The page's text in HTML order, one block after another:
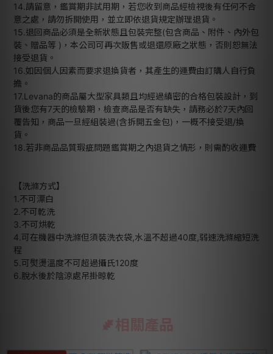
14.請留意，鑑賞期非試用期，若您收到商品經檢視後有任何不合
意之處，請勿拆開使用，並立即依退貨規定辦理退貨。
15.退回商品必須是全新狀態且包裝完整(包含商品、附件、內外包
裝、贈品等 )，本公司可再次販售或退還原廠之狀態，否則恕無法
接受退貨。
16.如因個人因素而要求退換貨者，其產生的運費由訂購人自行負
擔。
17.Levana的商品屬大型家具類且均經過縝密的合格包裝設計，到
貨後您有7天的檢驗期，檢查商品是否有缺失，請務必於7天內回
覆告知，商品一旦經組裝過(含拆開五金包)，一概不接受退/換
貨。
18.若非商品品質瑕疵問題鑑賞期之內退貨之情形，則需酌收運費
【洗滌方式】
1.不可漂白
2.不可乾洗
3.不可烘乾
4.可在機器中洗滌但須裝洗衣袋,水溫不超過40度,弱速洗滌縮短洗
程
5.可熨燙溫度不可超過攝氏120度
6.脫水後於陰涼處吊掛晾乾
相關產品